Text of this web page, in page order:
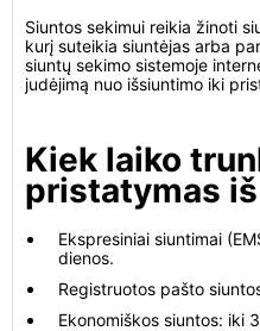
Siuntos sekimui reikia žinoti
kurį suteikia siuntėjas arba
siuntų sekimo sistemoje
judėjimą nuo išsiuntimo iki
Kiek laiko
pristatymas
Ekspresiniai siuntimai
dienos.
Registruotos pašto
Ekonomiškos siuntos: iki